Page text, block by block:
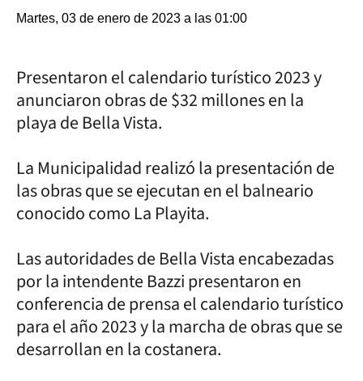
Martes, 03 de enero de 2023 a las 01:00
Presentaron el calendario turístico 2023 y
anunciaron obras de $32 millones en la
playa de Bella Vista.
La Municipalidad realizó la presentación de
las obras que se ejecutan en el balneario
conocido como La Playita.
Las autoridades de Bella Vista encabezadas
por la intendente Bazzi presentaron en
conferencia de prensa el calendario turístico
para el año 2023 y la marcha de obras que se
desarrollan en la costanera.